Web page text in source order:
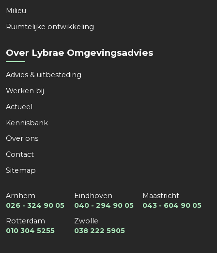
Milieu
Ruimtelijke ontwikkeling
Over Lybrae Omgevingsadvies
Advies & uitbesteding
Werken bij
Actueel
Kennisbank
Over ons
Contact
Sitemap
Arnhem
026 - 324 90 05
Eindhoven
040 - 294 90 05
Maastricht
043 - 604 90 05
Rotterdam
010 304 5255
Zwolle
038 222 5905
Voornaam
Kies een expertise*